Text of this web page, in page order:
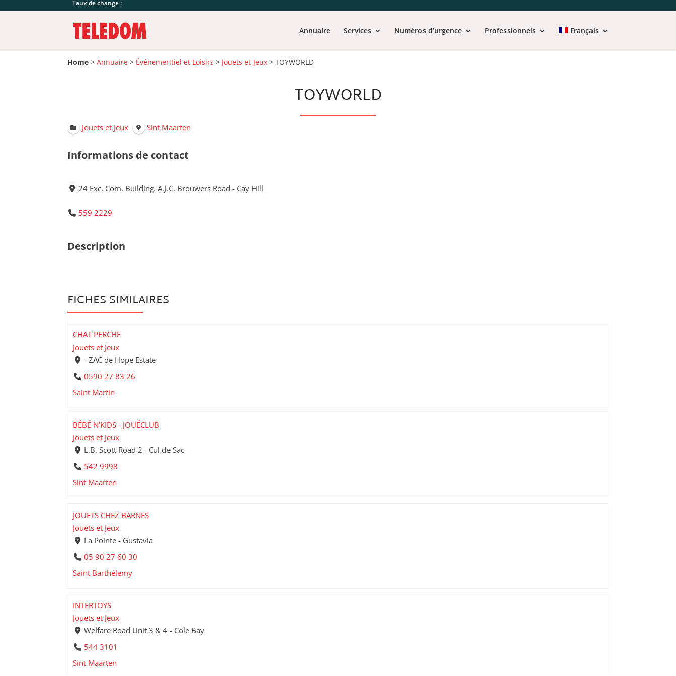
Taux de change :
Annuaire Services Numéros d’urgence Professionnels Français
Home >Annuaire > Événementiel et Loisirs > Jouets et Jeux >TOYWORLD
TOYWORLD
Jouets et Jeux Sint Maarten
Informations de contact
24 Exc. Com. Building. A.J.C. Brouwers Road - Cay Hill
559 2229
Description
FICHES SIMILAIRES
CHAT PERCHE
Jouets et Jeux
- ZAC de Hope Estate
0590 27 83 26
Saint Martin
BÉBÉ N’KIDS - JOUÉCLUB
Jouets et Jeux
L.B. Scott Road 2 - Cul de Sac
542 9998
Sint Maarten
JOUETS CHEZ BARNES
Jouets et Jeux
La Pointe - Gustavia
05 90 27 60 30
Saint Barthélemy
INTERTOYS
Jouets et Jeux
Welfare Road Unit 3 & 4 - Cole Bay
544 3101
Sint Maarten